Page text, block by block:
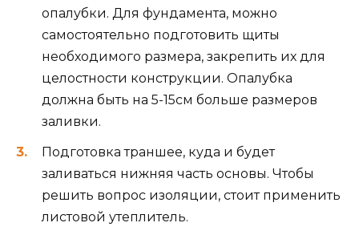
опалубки. Для фундамента, можно
самостоятельно подготовить щиты
необходимого размера, закрепить их для
целостности конструкции. Опалубка
должна быть на 5-15см больше размеров
заливки.
Подготовка траншее, куда и будет
заливаться нижняя часть основы. Чтобы
решить вопрос изоляции, стоит применить
листовой утеплитель.